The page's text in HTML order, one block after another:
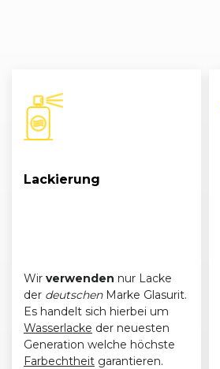
Lackierung
Wir verwenden nur Lacke
der deutschenMarke Glasurit.
Es handelt sich hierbei um
Wasserlacke der neuesten
Generation welche höchste
Farbechtheit garantieren.